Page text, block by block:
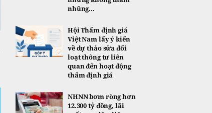
nhũng...
Hội Thẩm định giá
Việt Nam lấy ý kiến
về dự thảo sửa đổi
loạt thông tư liên
quan đến hoạt động
thẩm định giá
NHNN bơm ròng hơn
12.300 tỷ đồng, lãi